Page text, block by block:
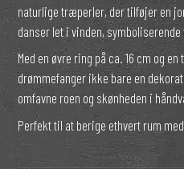
naturlige træperler, der tilføjer en
danser let i vinden, symboliserende
Med en øvre ring på ca. 16 cm og
drømmefanger ikke bare en
omfavne roen og skønheden i
Perfekt til at berige ethvert rum